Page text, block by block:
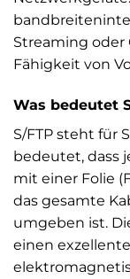
Streaming oder
Fähigkeit von
Was bedeutet
S/FTP steht für
bedeutet, dass
mit einer Folie
das gesamte
umgeben ist.
einen